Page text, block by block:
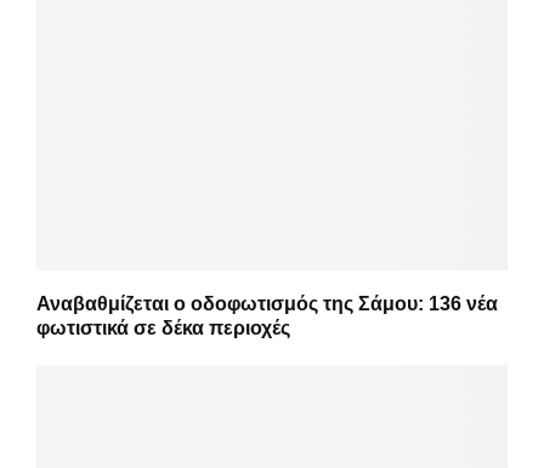
Αναβαθμίζεται ο οδοφωτισμός της Σάμου: 136 νέα
φωτιστικά σε δέκα περιοχές